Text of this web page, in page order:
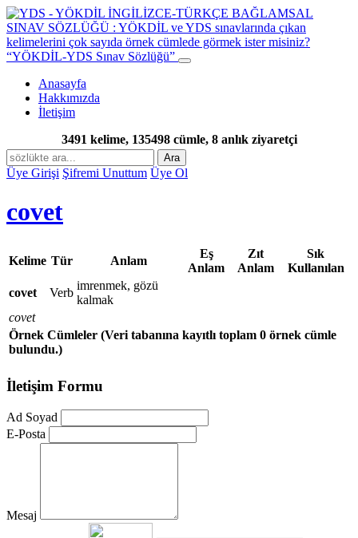
“YÖKDİL-YDS Sınav Sözlüğü”
Anasayfa
Hakkımızda
İletişim
3491 kelime, 135498 cümle, 8 anlık ziyaretçi
Ara
Üye Girişi Şifremi Unuttum Üye Ol
covet
Kelime Tür Anlam
Eş
Anlam
Zıt
Anlam
Sık
Kullanılan
covet
Verb
imrenmek, gözü
kalmak
covet
Örnek Cümleler (Veri tabanına kayıtlı toplam 0 örnek cümle
bulundu.)
İletişim Formu
Ad Soyad
E-Posta
Mesaj